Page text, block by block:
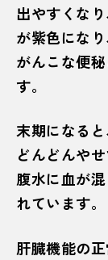
出やすくな
が紫色にな
がんこな便
す。
末期になる
どんどんやせ
腹水に血が
れています。
肝臓機能の